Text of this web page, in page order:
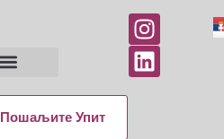
Пошаљите Упит